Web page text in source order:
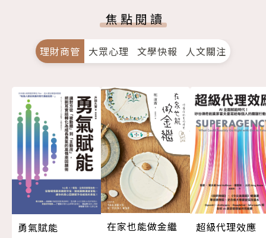
焦點閱讀
理財商管 大眾心理 文學快報 人文關注
勇氣賦能 在家也能做金繼 超級代理效應